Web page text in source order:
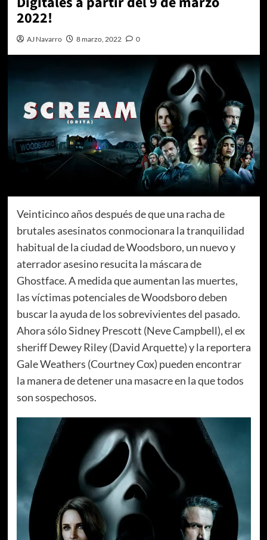
2022!
AJ Navarro 8 marzo, 2022 0
Veinticinco años después de que una racha de
brutales asesinatos conmocionara la tranquilidad
habitual de la ciudad de Woodsboro, un nuevo y
aterrador asesino resucita la máscara de
Ghostface. A medida que aumentan las muertes,
las víctimas potenciales de Woodsboro deben
buscar la ayuda de los sobrevivientes del pasado.
Ahora sólo Sidney Prescott (Neve Campbell), el ex
sheriff Dewey Riley (David Arquette) y la reportera
Gale Weathers (Courtney Cox) pueden encontrar
la manera de detener una masacre en la que todos
son sospechosos.